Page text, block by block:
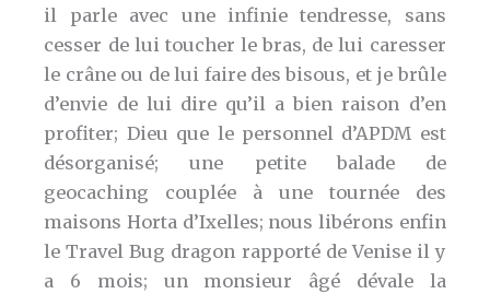
il parle avec une infinie tendresse, sans
cesser de lui toucher le bras, de lui caresser
le crâne ou de lui faire des bisous, et je brûle
d’envie de lui dire qu’il a bien raison d’en
profiter; Dieu que le personnel d’APDM est
désorganisé; une petite balade de
geocaching couplée à une tournée des
maisons Horta d’Ixelles; nous libérons enfin
le Travel Bug dragon rapporté de Venise il y
a 6 mois; un monsieur âgé dévale la